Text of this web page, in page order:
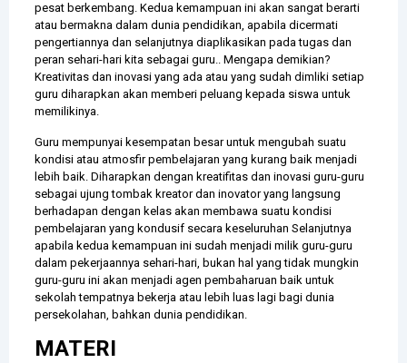
pesat berkembang. Kedua kemampuan ini akan sangat berarti
atau bermakna dalam dunia pendidikan, apabila dicermati
pengertiannya dan selanjutnya diaplikasikan pada tugas dan
peran sehari-hari kita sebagai guru.. Mengapa demikian?
Kreativitas dan inovasi yang ada atau yang sudah dimliki setiap
guru diharapkan akan memberi peluang kepada siswa untuk
memilikinya.
Guru mempunyai kesempatan besar untuk mengubah suatu
kondisi atau atmosfir pembelajaran yang kurang baik menjadi
lebih baik. Diharapkan dengan kreatifitas dan inovasi guru-guru
sebagai ujung tombak kreator dan inovator yang langsung
berhadapan dengan kelas akan membawa suatu kondisi
pembelajaran yang kondusif secara keseluruhan Selanjutnya
apabila kedua kemampuan ini sudah menjadi milik guru-guru
dalam pekerjaannya sehari-hari, bukan hal yang tidak mungkin
guru-guru ini akan menjadi agen pembaharuan baik untuk
sekolah tempatnya bekerja atau lebih luas lagi bagi dunia
persekolahan, bahkan dunia pendidikan.
MATERI